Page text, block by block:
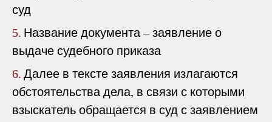
суд
5. Название документа – заявление о
выдаче судебного приказа
6. Далее в тексте заявления излагаются
обстоятельства дела, в связи с которыми
взыскатель обращается в суд с заявлением